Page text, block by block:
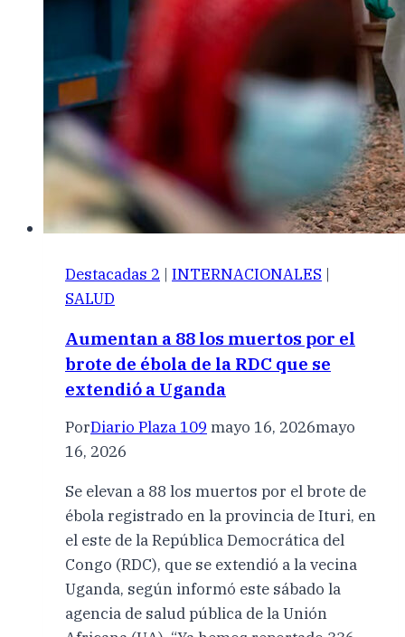
Destacadas 2 | INTERNACIONALES |
SALUD
Aumentan a 88 los muertos por el
brote de ébola de la RDC que se
extendió a Uganda
PorDiario Plaza 109 mayo 16, 2026mayo
16, 2026
Se elevan a 88 los muertos por el brote de
ébola registrado en la provincia de Ituri, en
el este de la República Democrática del
Congo (RDC), que se extendió a la vecina
Uganda, según informó este sábado la
agencia de salud pública de la Unión